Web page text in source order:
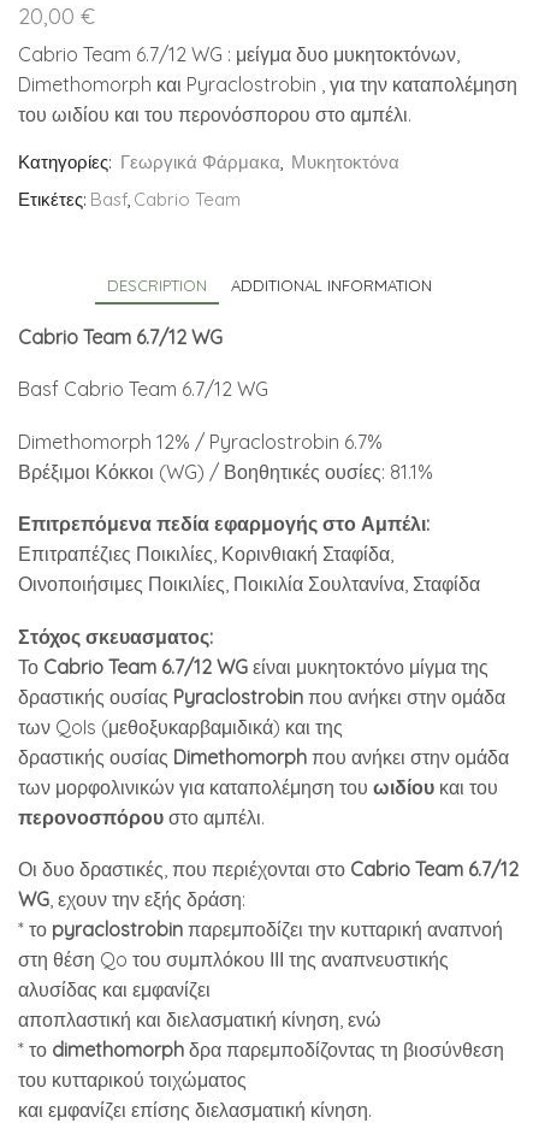
20,00 €
Cabrio Team 6.7/12 WG : μείγμα δυο μυκητοκτόνων,
Dimethomorph και Pyraclostrobin , για την καταπολέμηση
του ωιδίου και του περονόσπορου στο αμπέλι.
Κατηγορίες: Γεωργικά Φάρμακα Μυκητοκτόνα
Ετικέτες: Basf Cabrio Team
DESCRIPTION ADDITIONAL INFORMATION
Cabrio Team 6.7/12 WG
Basf Cabrio Team 6.7/12 WG
Dimethomorph 12% / Pyraclostrobin 6.7%
Βρέξιμοι Κόκκοι (WG) / Βοηθητικές ουσίες: 81.1%
Επιτρεπόμενα πεδία εφαρμογής στο Αμπέλι:
Επιτραπέζιες Ποικιλίες, Κορινθιακή Σταφίδα,
Οινοποιήσιμες Ποικιλίες, Ποικιλία Σουλτανίνα, Σταφίδα
Στόχος σκευασματος:
Το Cabrio Team 6.7/12 WG είναι μυκητοκτόνο μίγμα της
δραστικής ουσίας Pyraclostrobin που ανήκει στην ομάδα
των QoIs (μεθοξυκαρβαμιδικά) και της
δραστικής ουσίας Dimethomorph που ανήκει στην ομάδα
των μορφολινικών για καταπολέμηση του ωιδίου και του
περονοσπόρου στο αμπέλι.
Οι δυο δραστικές, που περιέχονται στο Cabrio Team 6.7/12
WG, εχουν την εξής δράση:
* το pyraclostrobin παρεμποδίζει την κυτταρική αναπνοή
στη θέση Qo του συμπλόκου ΙΙΙ της αναπνευστικής
αλυσίδας και εμφανίζει
αποπλαστική και διελασματική κίνηση, ενώ
* το dimethomorph δρα παρεμποδίζοντας τη βιοσύνθεση
του κυτταρικού τοιχώματος
και εμφανίζει επίσης διελασματική κίνηση.